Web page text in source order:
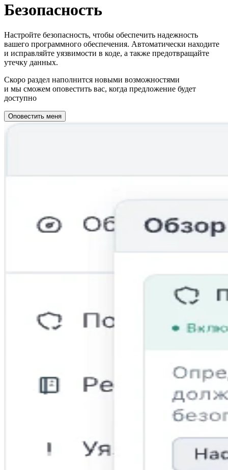
Безопасность
Настройте безопасность, чтобы обеспечить надежность
вашего программного обеспечения. Автоматически находите
и исправляйте уязвимости в коде, а также предотвращайте
утечку данных.
Скоро раздел наполнится новыми возможностями
и мы сможем оповестить вас, когда предложение будет
доступно
Оповестить меня